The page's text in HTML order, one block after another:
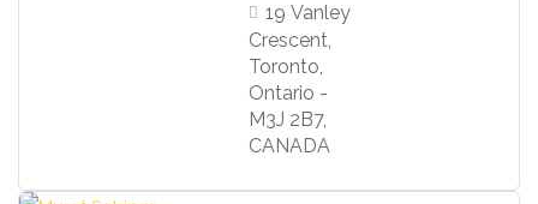
19 Vanley
Crescent,
Toronto,
Ontario -
M3J 2B7,
CANADA